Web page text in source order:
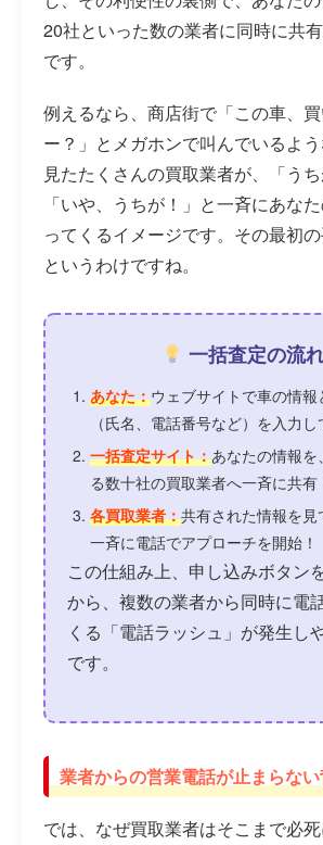
20社といった数の業者に同時に共
です。
例えるなら、商店街で「この車、
ー？」とメガホンで叫んでいるよ
見たたくさんの買取業者が、「うち
「いや、うちが！」と一斉にあな
ってくるイメージです。その最初の
というわけですね。
一括査定の流
あなた：ウェブサイトで車の情報
（氏名、電話番号など）を入力し
一括査定サイト：あなたの情報
る数十社の買取業者へ一斉に共有
各買取業者：共有された情報を見
一斉に電話でアプローチを開始！
この仕組み上、申し込みボタン
から、複数の業者から同時に電
くる「電話ラッシュ」が発生し
です。
業者からの営業電話が止まらな
では、なぜ買取業者はそこまで必